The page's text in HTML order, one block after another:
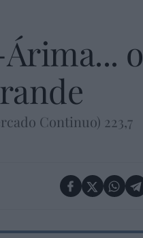
Árima... o
Continuo) 223,7